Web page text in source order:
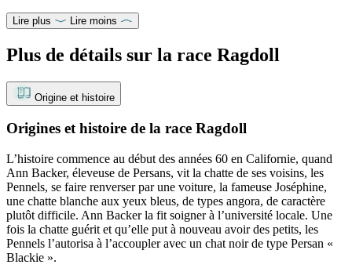
Lire plus Lire moins
Plus de détails sur la race Ragdoll
Origine et histoire
Origines et histoire de la race Ragdoll
L’histoire commence au début des années 60 en Californie, quand
Ann Backer, éleveuse de Persans, vit la chatte de ses voisins, les
Pennels, se faire renverser par une voiture, la fameuse Joséphine,
une chatte blanche aux yeux bleus, de types angora, de caractère
plutôt difficile. Ann Backer la fit soigner à l’université locale. Une
fois la chatte guérit et qu’elle put à nouveau avoir des petits, les
Pennels l’autorisa à l’accoupler avec un chat noir de type Persan «
Blackie ».